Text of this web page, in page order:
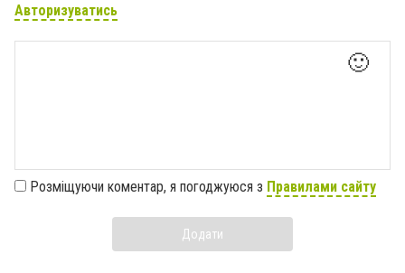
Авторизуватись
🙂
Розміщуючи коментар, я погоджуюся з Правилами сайту
Додати